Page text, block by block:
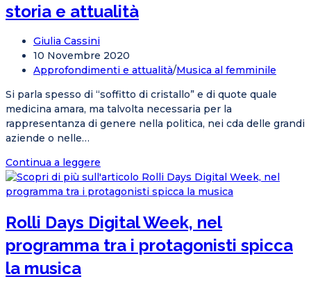
società
moderna
storia e attualità
Autore
dell'articolo:
Giulia Cassini
Articolo
pubblicato:
10 Novembre 2020
Categoria
Approfondimenti e attualità/Musica al femminile
Si parla spesso di “soffitto di cristallo” e di quote quale
medicina amara, ma talvolta necessaria per la
rappresentanza di genere nella politica, nei cda delle grandi
aziende o nelle…
Continua a leggere
donne
che
cambiato
le
7
Rolli Days Digital Week, nel
programma tra i protagonisti spicca
la musica